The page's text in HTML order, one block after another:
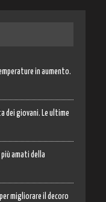
in aumento.
dei giovani. Le ultime
amati della
migliorare il decoro